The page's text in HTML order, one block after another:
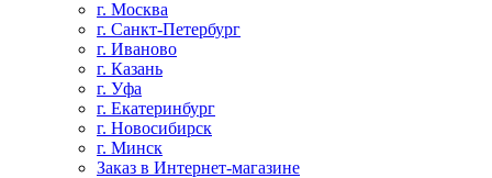
г. Москва
г. Санкт-Петербург
г. Иваново
г. Казань
г. Уфа
г. Екатеринбург
г. Новосибирск
г. Минск
Заказ в Интернет-магазине